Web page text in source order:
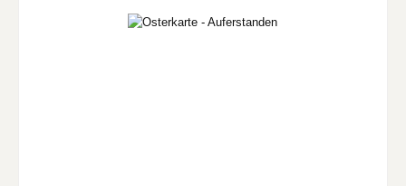
Bildergalerie überspringen